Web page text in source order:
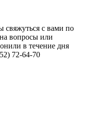
свяжуться с вами по
вопросы или
в течение дня
72-64-70